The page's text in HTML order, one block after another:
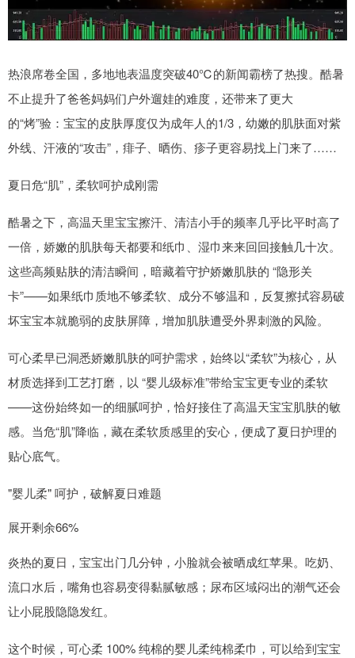
热浪席卷全国，多地地表温度突破40℃的新闻霸榜了热搜。酷暑
不止提升了爸爸妈妈们户外遛娃的难度，还带来了更大
的“烤”验：宝宝的皮肤厚度仅为成年人的1/3，幼嫩的肌肤面对紫
外线、汗液的“攻击”，痱子、晒伤、疹子更容易找上门来了……
夏日危“肌”，柔软呵护成刚需
酷暑之下，高温天里宝宝擦汗、清洁小手的频率几乎比平时高了
一倍，娇嫩的肌肤每天都要和纸巾、湿巾来来回回接触几十次。
这些高频贴肤的清洁瞬间，暗藏着守护娇嫩肌肤的 “隐形关
卡”——如果纸巾质地不够柔软、成分不够温和，反复擦拭容易破
坏宝宝本就脆弱的皮肤屏障，增加肌肤遭受外界刺激的风险。
可心柔早已洞悉娇嫩肌肤的呵护需求，始终以“柔软”为核心，从
材质选择到工艺打磨，以 “婴儿级标准”带给宝宝更专业的柔软
——这份始终如一的细腻呵护，恰好接住了高温天宝宝肌肤的敏
感。当危“肌”降临，藏在柔软质感里的安心，便成了夏日护理的
贴心底气。
"婴儿柔" 呵护，破解夏日难题
展开剩余66%
炎热的夏日，宝宝出门几分钟，小脸就会被晒成红苹果。吃奶、
流口水后，嘴角也容易变得黏腻敏感；尿布区域闷出的潮气还会
让小屁股隐隐发红。
这个时候，可心柔 100% 纯棉的婴儿柔纯棉柔巾，可以给到宝宝